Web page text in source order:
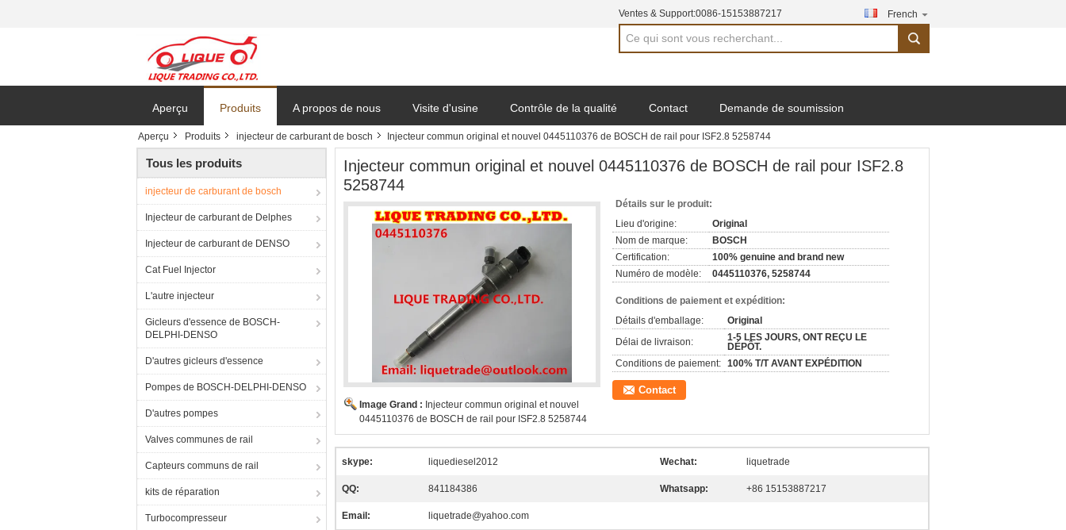
Ventes & Support:0086-15153887217 French
search
Aperçu Produits A propos de nous Visite d'usine Contrôle de la qualité Contact Demande de soumission
Aperçu Produits injecteur de carburant de bosch Injecteur commun original et nouvel 0445110376 de BOSCH de rail pour ISF2.8 5258744
Tous les produits
injecteur de carburant de bosch
Injecteur de carburant de Delphes
Injecteur de carburant de DENSO
Cat Fuel Injector
L'autre injecteur
Gicleurs d'essence de BOSCH-
DELPHI-DENSO
D'autres gicleurs d'essence
Pompes de BOSCH-DELPHI-DENSO
D'autres pompes
Valves communes de rail
Capteurs communs de rail
kits de réparation
Turbocompresseur
Injecteur commun original et nouvel 0445110376 de BOSCH de rail pour ISF2.8
5258744
Image Grand : Injecteur commun original et nouvel
0445110376 de BOSCH de rail pour ISF2.8 5258744
Détails sur le produit:
Lieu d'origine:
Original
Nom de marque:
BOSCH
Certification:
100% genuine and brand new
Numéro de modèle:
0445110376, 5258744
Conditions de paiement et expédition:
Détails d'emballage:
Original
Délai de livraison:
1-5 LES JOURS, ONT REÇU LE
DÉPÔT.
Conditions de paiement: 100% T/T AVANT EXPÉDITION
Contact
skype: liquediesel2012 Wechat: liquetrade
QQ: 841184386 Whatsapp: +86 15153887217
Email: liquetrade@yahoo.com